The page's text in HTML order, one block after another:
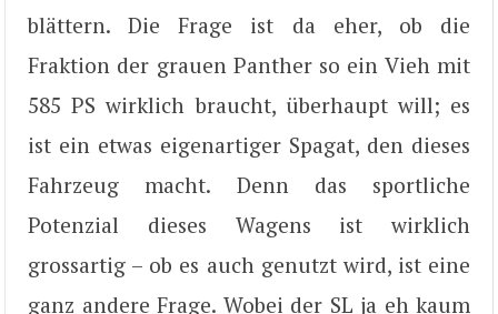
blättern. Die Frage ist da eher, ob die
Fraktion der grauen Panther so ein Vieh mit
585 PS wirklich braucht, überhaupt will; es
ist ein etwas eigenartiger Spagat, den dieses
Fahrzeug macht. Denn das sportliche
Potenzial dieses Wagens ist wirklich
grossartig – ob es auch genutzt wird, ist eine
ganz andere Frage. Wobei der SL ja eh kaum